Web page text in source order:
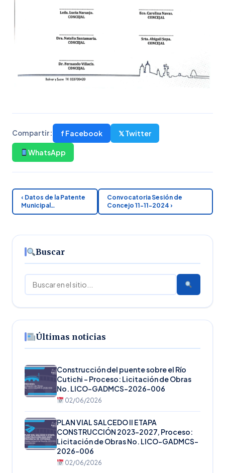
Compartir: f Facebook 𝕏 Twitter
WhatsApp
‹ Datos de la Patente
Municipal…
Convocatoria Sesión de
Concejo 11-11-2024 ›
Buscar
Buscar
Últimas noticias
Construcción del puente sobre el Río
Cutichi – Proceso: Licitación de Obras
No. LICO-GADMCS-2026-006
02/06/2026
PLAN VIAL SALCEDO II ETAPA
CONSTRUCCIÓN 2023-2027, Proceso:
Licitación de Obras No. LICO-GADMCS-
2026-006
02/06/2026